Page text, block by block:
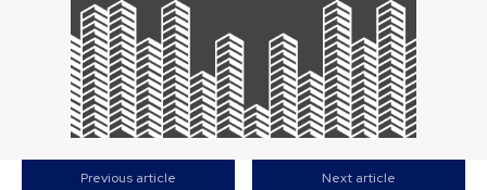
Previous article Next article